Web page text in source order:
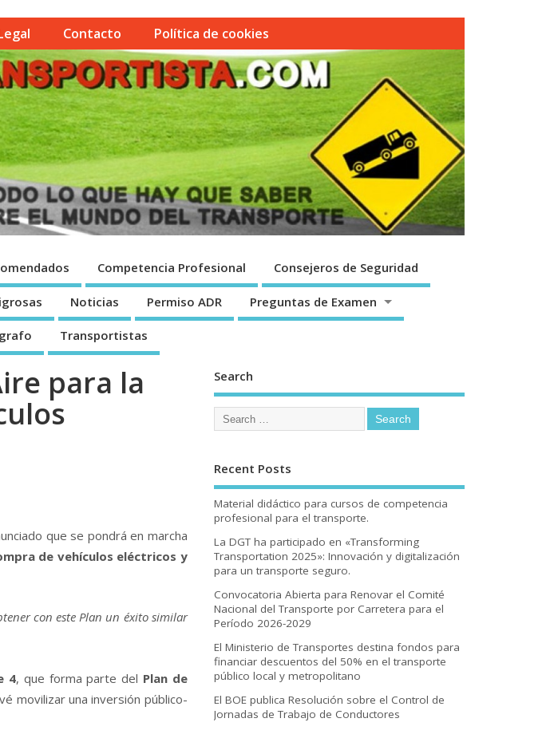
Contacto Polí­tica de cookies
Competencia Profesional Consejeros de Seguridad
Noticias Permiso ADR Preguntas de Examen
Transportistas
para la
que se pondrá en marcha
de vehí­culos eléctricos y
con este Plan un éxito similar
4, que forma parte del Plan de
movilizar una inversión público-
Search
Recent Posts
Material didáctico para cursos de competencia
profesional para el transporte.
La DGT ha participado en «Transforming
Transportation 2025»: Innovación y digitalización
para un transporte seguro.
Convocatoria Abierta para Renovar el Comité
Nacional del Transporte por Carretera para el
Período 2026-2029
El Ministerio de Transportes destina fondos para
financiar descuentos del 50% en el transporte
público local y metropolitano
El BOE publica Resolución sobre el Control de
Jornadas de Trabajo de Conductores